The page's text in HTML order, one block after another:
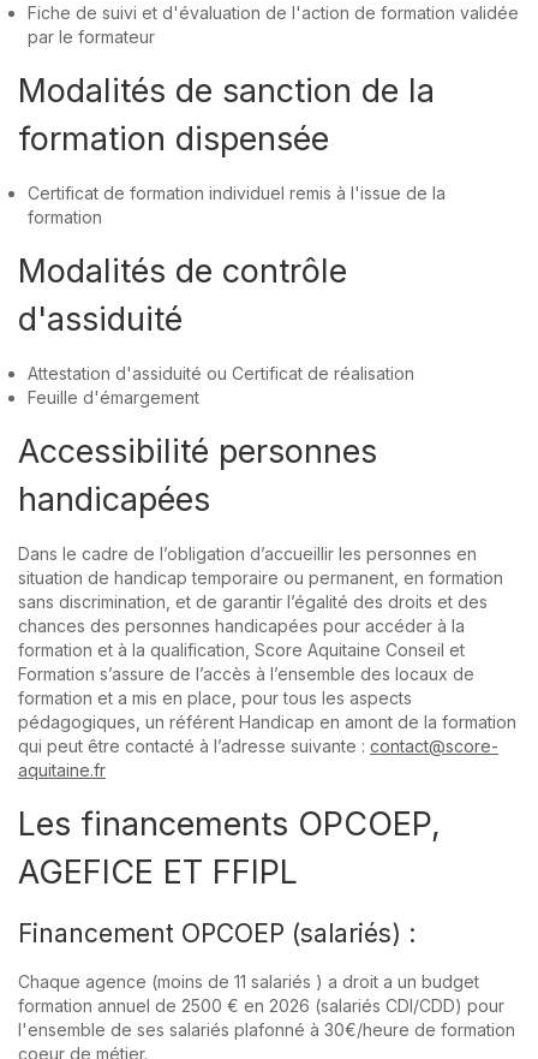
Fiche de suivi et d'évaluation de l'action de formation validée
par le formateur
Modalités de sanction de la
formation dispensée
Certificat de formation individuel remis à l'issue de la
formation
Modalités de contrôle
d'assiduité
Attestation d'assiduité ou Certificat de réalisation
Feuille d'émargement
Accessibilité personnes
handicapées
Dans le cadre de l’obligation d’accueillir les personnes en
situation de handicap temporaire ou permanent, en formation
sans discrimination, et de garantir l’égalité des droits et des
chances des personnes handicapées pour accéder à la
formation et à la qualification, Score Aquitaine Conseil et
Formation s’assure de l’accès à l’ensemble des locaux de
formation et a mis en place, pour tous les aspects
pédagogiques, un référent Handicap en amont de la formation
qui peut être contacté à l’adresse suivante : contact@score-
aquitaine.fr
Les financements OPCOEP,
AGEFICE ET FFIPL
Financement OPCOEP (salariés) :
Chaque agence (moins de 11 salariés ) a droit a un budget
formation annuel de 2500 € en 2026 (salariés CDI/CDD) pour
l'ensemble de ses salariés plafonné à 30€/heure de formation
coeur de métier.